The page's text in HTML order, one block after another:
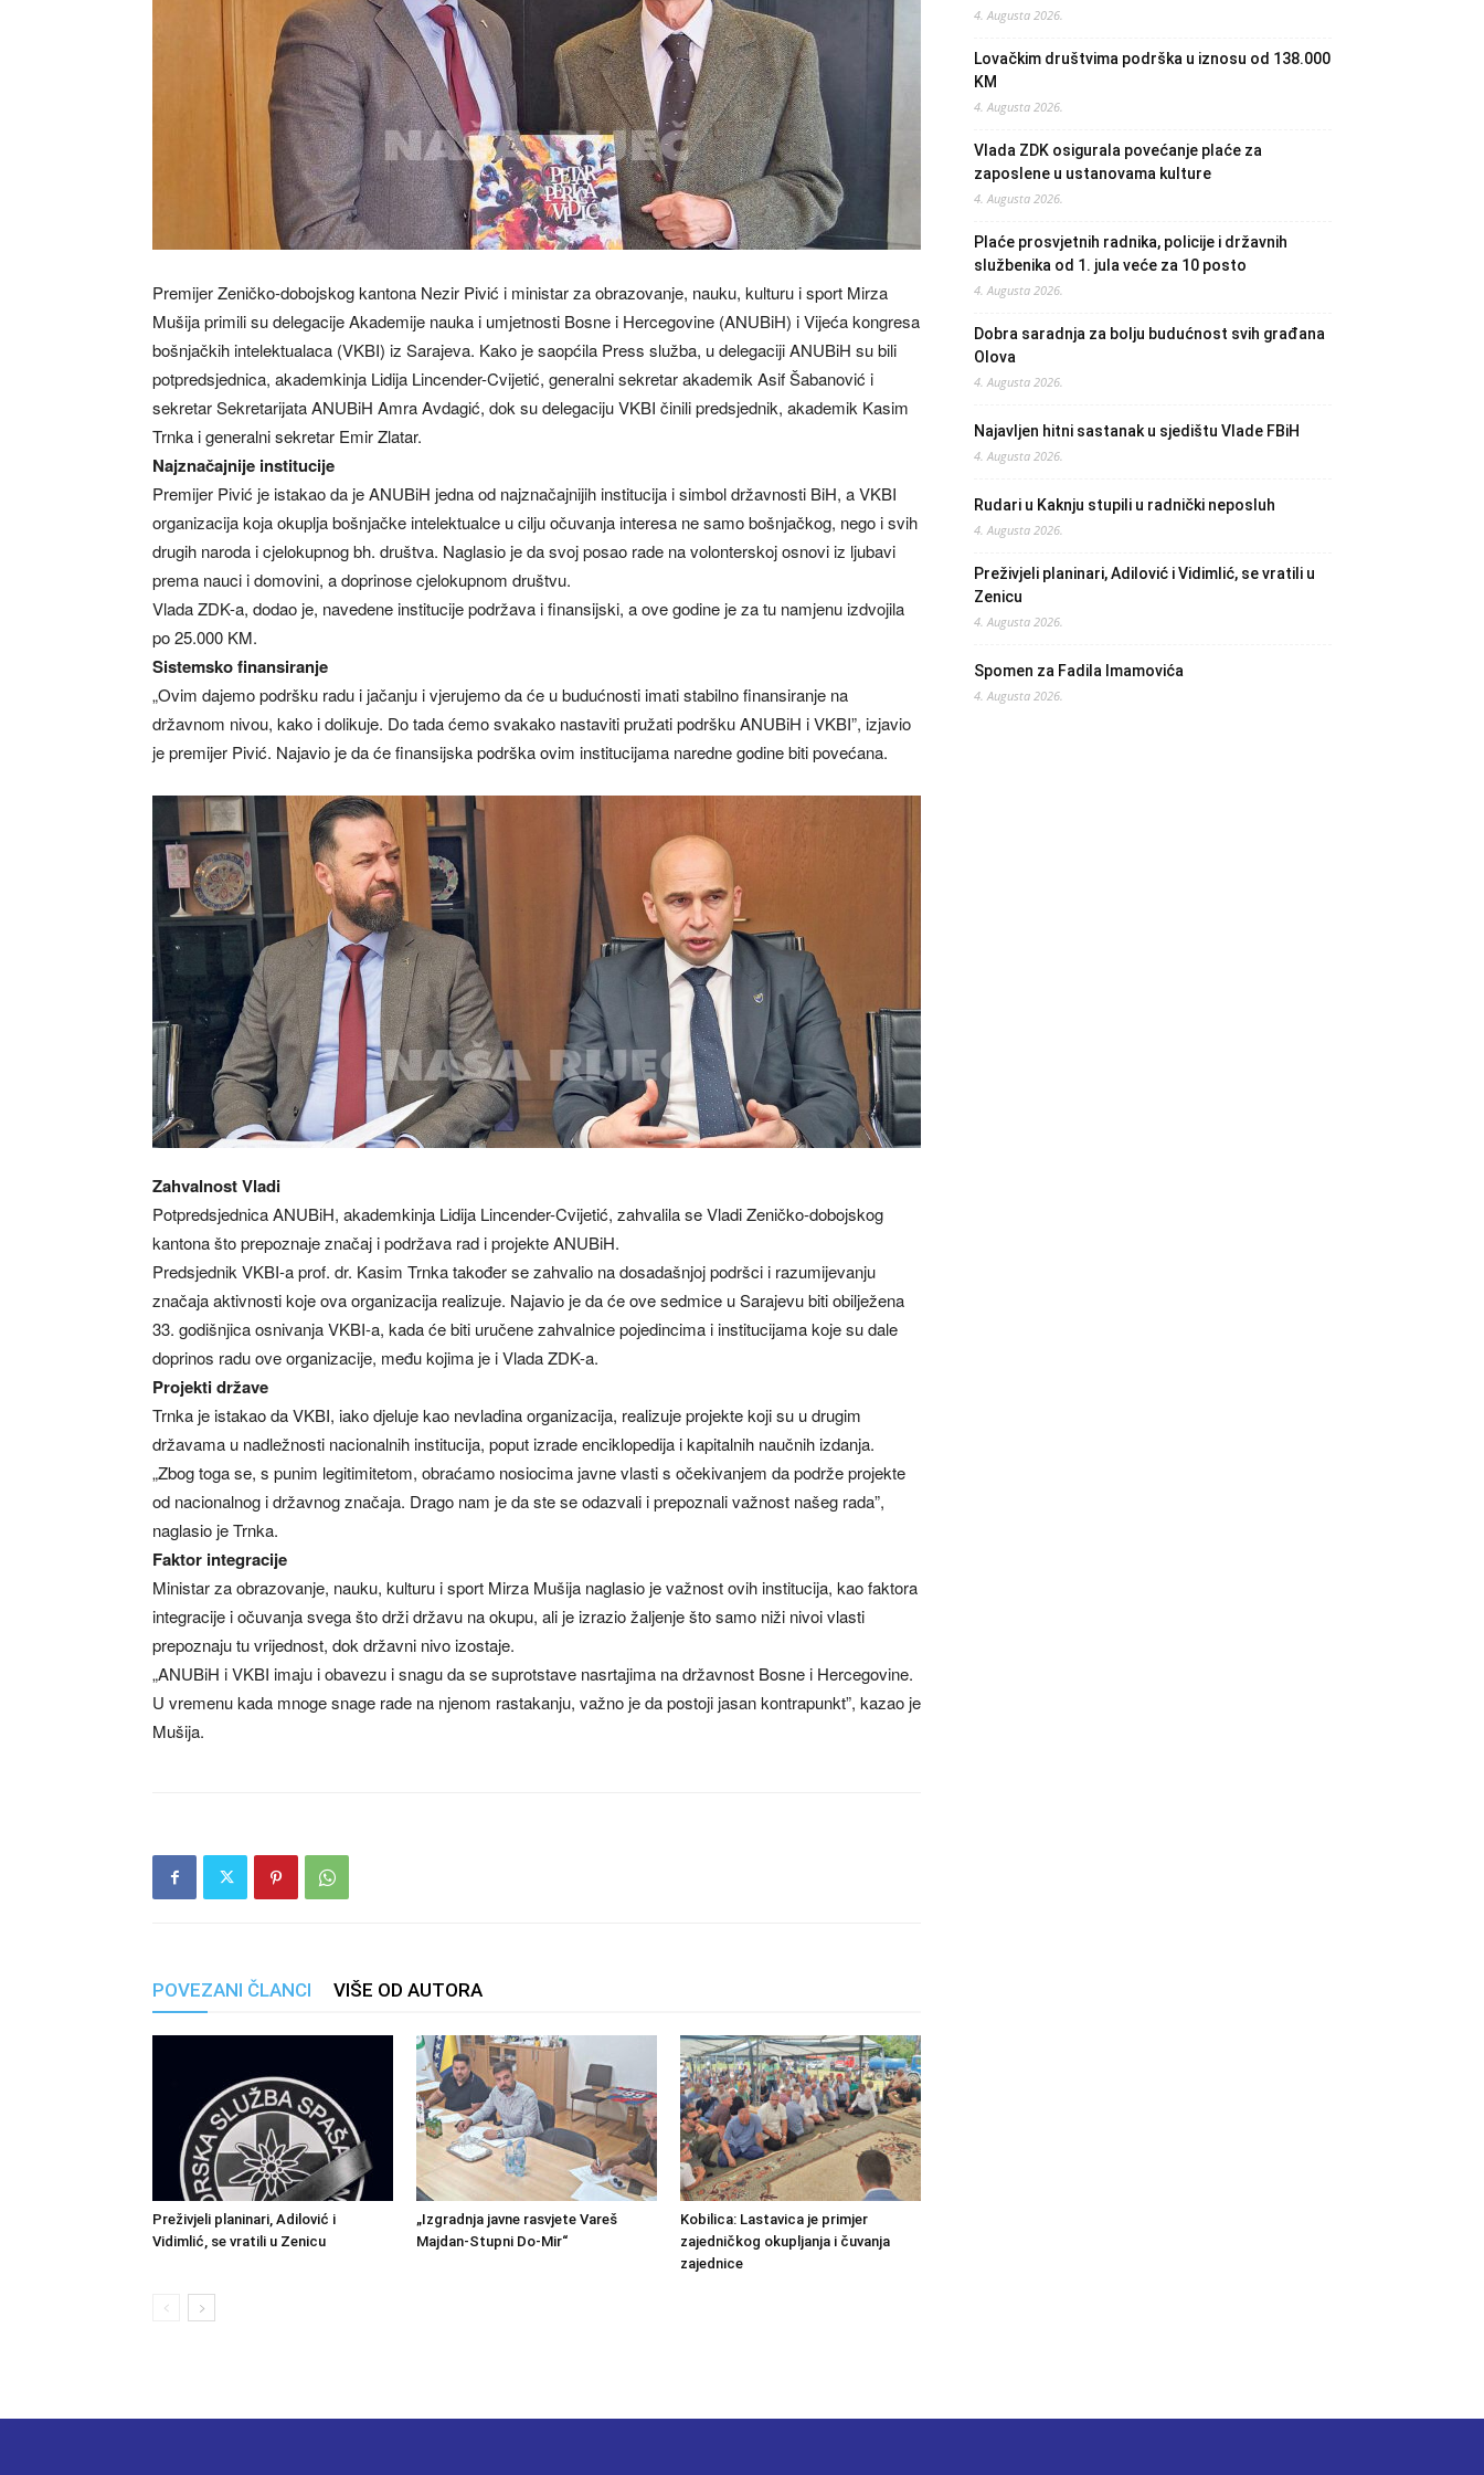
Premijer Zeničko-dobojskog kantona Nezir Pivić i ministar za obrazovanje, nauku, kulturu i sport Mirza
Mušija primili su delegacije Akademije nauka i umjetnosti Bosne i Hercegovine (ANUBiH) i Vijeća kongresa
bošnjačkih intelektualaca (VKBI) iz Sarajeva. Kako je saopćila Press služba, u delegaciji ANUBiH su bili
potpredsjednica, akademkinja Lidija Lincender-Cvijetić, generalni sekretar akademik Asif Šabanović i
sekretar Sekretarijata ANUBiH Amra Avdagić, dok su delegaciju VKBI činili predsjednik, akademik Kasim
Trnka i generalni sekretar Emir Zlatar.
Najznačajnije institucije
Premijer Pivić je istakao da je ANUBiH jedna od najznačajnijih institucija i simbol državnosti BiH, a VKBI
organizacija koja okuplja bošnjačke intelektualce u cilju očuvanja interesa ne samo bošnjačkog, nego i svih
drugih naroda i cjelokupnog bh. društva. Naglasio je da svoj posao rade na volonterskoj osnovi iz ljubavi
prema nauci i domovini, a doprinose cjelokupnom društvu.
Vlada ZDK-a, dodao je, navedene institucije podržava i finansijski, a ove godine je za tu namjenu izdvojila
po 25.000 KM.
Sistemsko finansiranje
„Ovim dajemo podršku radu i jačanju i vjerujemo da će u budućnosti imati stabilno finansiranje na
državnom nivou, kako i dolikuje. Do tada ćemo svakako nastaviti pružati podršku ANUBiH i VKBI”, izjavio
je premijer Pivić. Najavio je da će finansijska podrška ovim institucijama naredne godine biti povećana.
Zahvalnost Vladi
Potpredsjednica ANUBiH, akademkinja Lidija Lincender-Cvijetić, zahvalila se Vladi Zeničko-dobojskog
kantona što prepoznaje značaj i podržava rad i projekte ANUBiH.
Predsjednik VKBI-a prof. dr. Kasim Trnka također se zahvalio na dosadašnjoj podršci i razumijevanju
značaja aktivnosti koje ova organizacija realizuje. Najavio je da će ove sedmice u Sarajevu biti obilježena
33. godišnjica osnivanja VKBI-a, kada će biti uručene zahvalnice pojedincima i institucijama koje su dale
doprinos radu ove organizacije, među kojima je i Vlada ZDK-a.
Projekti države
Trnka je istakao da VKBI, iako djeluje kao nevladina organizacija, realizuje projekte koji su u drugim
državama u nadležnosti nacionalnih institucija, poput izrade enciklopedija i kapitalnih naučnih izdanja.
„Zbog toga se, s punim legitimitetom, obraćamo nosiocima javne vlasti s očekivanjem da podrže projekte
od nacionalnog i državnog značaja. Drago nam je da ste se odazvali i prepoznali važnost našeg rada”,
naglasio je Trnka.
Faktor integracije
Ministar za obrazovanje, nauku, kulturu i sport Mirza Mušija naglasio je važnost ovih institucija, kao faktora
integracije i očuvanja svega što drži državu na okupu, ali je izrazio žaljenje što samo niži nivoi vlasti
prepoznaju tu vrijednost, dok državni nivo izostaje.
„ANUBiH i VKBI imaju i obavezu i snagu da se suprotstave nasrtajima na državnost Bosne i Hercegovine.
U vremenu kada mnoge snage rade na njenom rastakanju, važno je da postoji jasan kontrapunkt”, kazao je
Mušija.
POVEZANI ČLANCI VIŠE OD AUTORA
Preživjeli planinari, Adilović i
Vidimlić, se vratili u Zenicu
„Izgradnja javne rasvjete Vareš
Majdan-Stupni Do-Mir“
Kobilica: Lastavica je primjer
zajedničkog okupljanja i čuvanja
zajednice
4. Augusta 2026.
Lovačkim društvima podrška u iznosu od 138.000
KM
4. Augusta 2026.
Vlada ZDK osigurala povećanje plaće za
zaposlene u ustanovama kulture
4. Augusta 2026.
Plaće prosvjetnih radnika, policije i državnih
službenika od 1. jula veće za 10 posto
4. Augusta 2026.
Dobra saradnja za bolju budućnost svih građana
Olova
4. Augusta 2026.
Najavljen hitni sastanak u sjedištu Vlade FBiH
4. Augusta 2026.
Rudari u Kaknju stupili u radnički neposluh
4. Augusta 2026.
Preživjeli planinari, Adilović i Vidimlić, se vratili u
Zenicu
4. Augusta 2026.
Spomen za Fadila Imamovića
4. Augusta 2026.